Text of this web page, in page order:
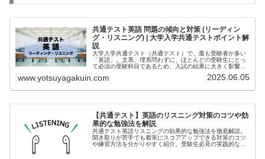
共通テスト英語 問題の傾向と対策 (リーディン
グ・リスニング) | 大学入学共通テストポイント解
説
大学入学共通テスト（共通テスト）で、最も受験者が多い
「英語」。文系、理系問わずに、ほとんどの受験生にとっ
て必須の受験科目であるため、入試の結果に大きく影響し
www.yotsuyagakuin.com 2025.06.05
【共通テスト】英語のリスニング対策のコツや効
果的な勉強法を解説
共通テスト英語リスニングの効果的な勉強法を徹底解説。
聞き取りが苦手でも着実にスコアアップできる対策のコツ
や練習方法を分かりやすく紹介。受験生必見の実践的なト